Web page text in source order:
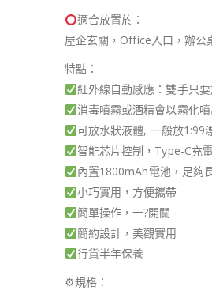
適合放置於：
屋企玄關，Office入口，辦公
特點：
紅外線自動感應：雙手只
消毒噴霧或酒精會以霧化
可放水狀液體, 一般放1:99
智能芯片控制，Type-C充
內置1800mAh電池，足夠
小巧實用，方便攜帶
簡單操作，一?開關
簡約設計，美觀實用
行貨半年保養
⚙規格：